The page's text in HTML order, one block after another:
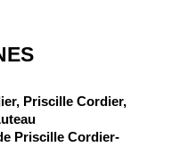
Priscille Cordier,
Priscille Cordier-